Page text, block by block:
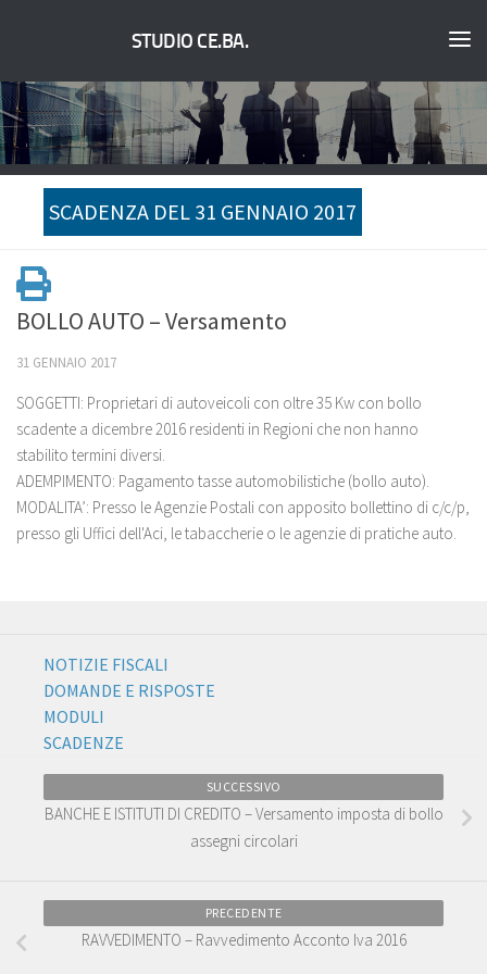
STUDIO CE.BA.
SCADENZA DEL 31 GENNAIO 2017
BOLLO AUTO – Versamento
31 GENNAIO 2017
SOGGETTI: Proprietari di autoveicoli con oltre 35 Kw con bollo
scadente a dicembre 2016 residenti in Regioni che non hanno
stabilito termini diversi.
ADEMPIMENTO: Pagamento tasse automobilistiche (bollo auto).
MODALITA’: Presso le Agenzie Postali con apposito bollettino di c/c/p,
presso gli Uffici dell'Aci, le tabaccherie o le agenzie di pratiche auto.
NOTIZIE FISCALI
DOMANDE E RISPOSTE
MODULI
SCADENZE
SUCCESSIVO
BANCHE E ISTITUTI DI CREDITO – Versamento imposta di bollo
assegni circolari
PRECEDENTE
RAVVEDIMENTO – Ravvedimento Acconto Iva 2016